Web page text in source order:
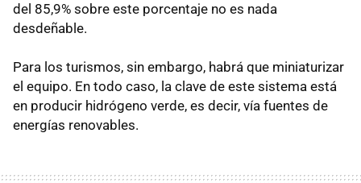
del 85,9% sobre este porcentaje no es nada
desdeñable.
Para los turismos, sin embargo, habrá que miniaturizar
el equipo. En todo caso, la clave de este sistema está
en producir hidrógeno verde, es decir, vía fuentes de
energías renovables.